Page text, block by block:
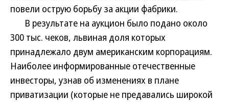
повели острую борьбу за акции фабрики.
В результате на аукцион было подано около
300 тыс. чеков, львиная доля которых
принадлежало двум американским корпорациям.
Наиболее информированные отечественные
инвесторы, узнав об изменениях в плане
приватизации (которые не предавались широкой